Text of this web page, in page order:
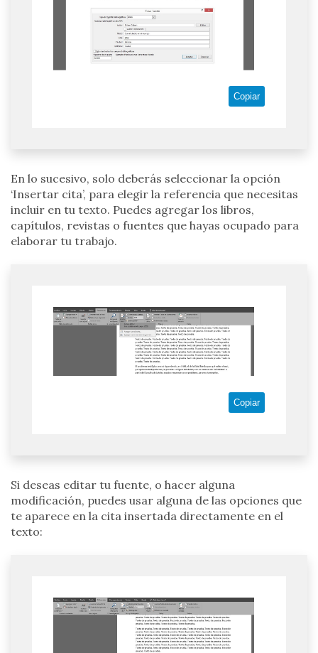
Copiar
En lo sucesivo, solo deberás seleccionar la opción
‘Insertar cita’, para elegir la referencia que necesitas
incluir en tu texto. Puedes agregar los libros,
capítulos, revistas o fuentes que hayas ocupado para
elaborar tu trabajo.
Copiar
Si deseas editar tu fuente, o hacer alguna
modificación, puedes usar alguna de las opciones que
te aparece en la cita insertada directamente en el
texto: